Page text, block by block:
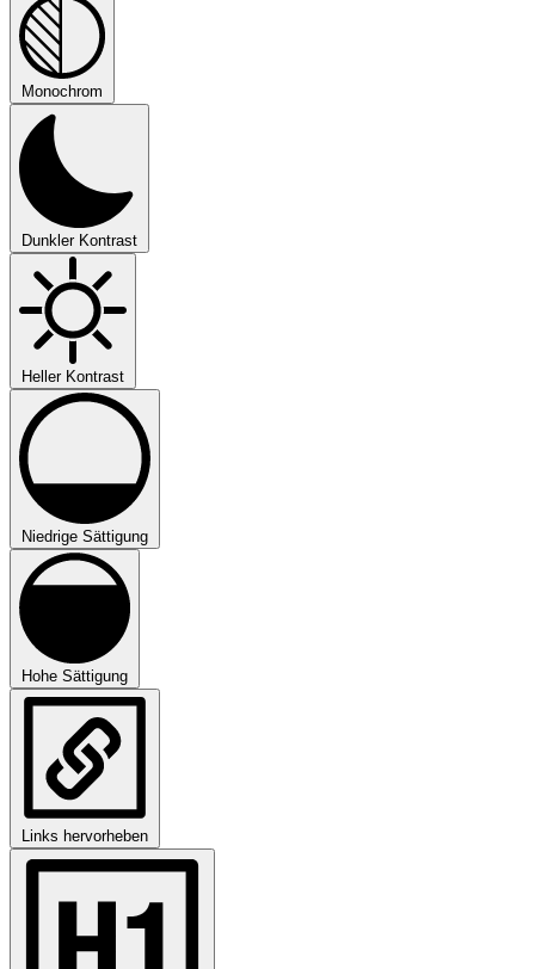
Monochrom
Dunkler Kontrast
Heller Kontrast
Niedrige Sättigung
Hohe Sättigung
Links hervorheben